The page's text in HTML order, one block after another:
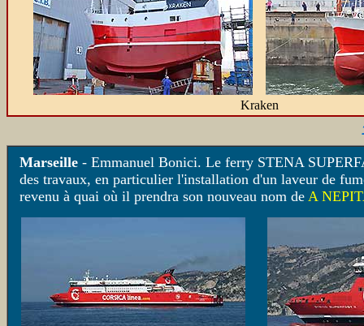
Kraken
Marseille - Emmanuel Bonici. Le ferry STENA
des travaux, en particulier l'installation d'un laveur de
revenu à quai où il prendra son nouveau nom de A